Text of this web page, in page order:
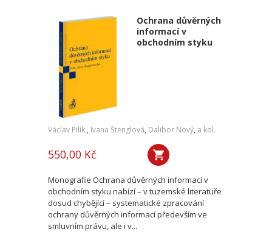
Ochrana důvěrných
informací v
obchodním styku
Václav Pilík,, Ivana Štenglová, Dalibor Nový, a kol.
550,00 Kč
Monografie Ochrana důvěrných informací v
obchodním styku nabízí – v tuzemské literatuře
dosud chybějící – systematické zpracování
ochrany důvěrných informací především ve
smluvním právu, ale i v...